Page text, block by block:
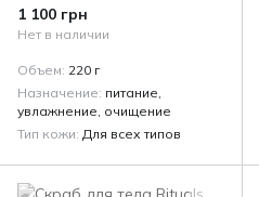
1 100 грн
Нет в наличии
Объем 220 г
Назначение питание,
увлажнение, очищение
Тип кожи Для всех типов